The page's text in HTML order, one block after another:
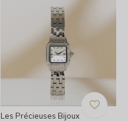
Les Précieuses Bijoux